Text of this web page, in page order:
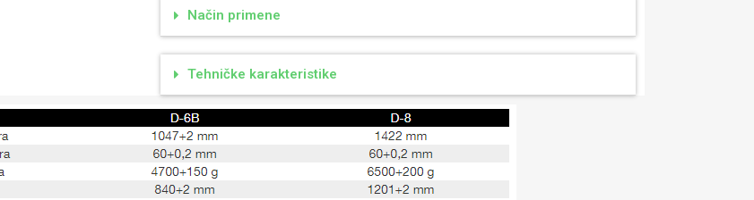
Način primene
Tehničke karakteristike